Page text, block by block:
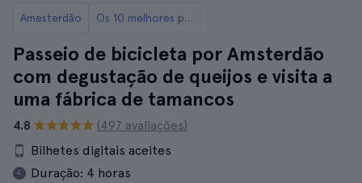
Amesterdão Os 10 melhores passeios de bicicleta em Amesterdão
Passeio de bicicleta por Amsterdão
com degustação de queijos e visita a
uma fábrica de tamancos
4.8
(497 avaliações)
Bilhetes digitais aceites
Duração: 4 horas